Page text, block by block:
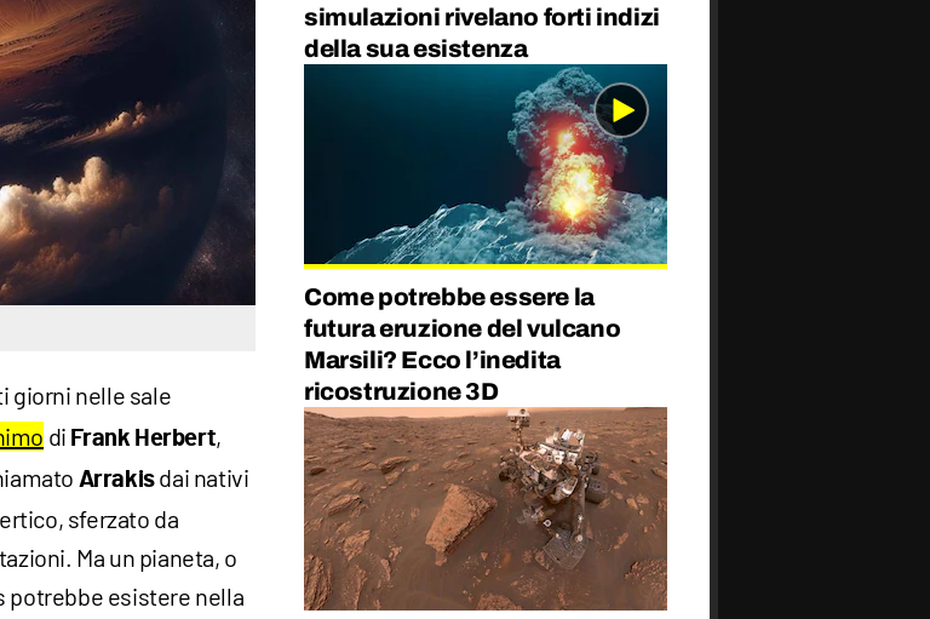
giorni nelle sale
di Frank Herbert,
Arrakisdai nativi
sferzato da
Ma un pianeta, o
potrebbe esistere nella
simulazioni rivelano forti indizi
della sua esistenza
Come potrebbe essere la
futura eruzione del vulcano
Marsili? Ecco l’inedita
ricostruzione 3D